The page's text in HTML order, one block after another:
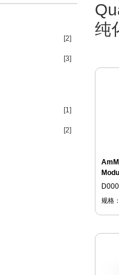
[2]
[3]
[1]
[2]
纯
规格